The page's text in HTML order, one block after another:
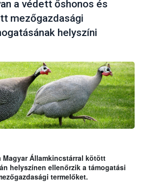
a védett őshonos és
mezőgazdasági
helyszíni
Magyar Államkincstárral kötött
helyszínen ellenőrzik a támogatási
termelőket.